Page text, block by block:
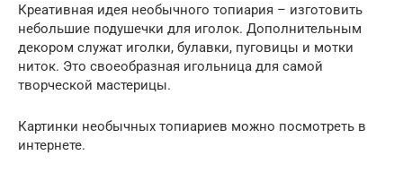
Креативная идея необычного топиария – изготовить
небольшие подушечки для иголок. Дополнительным
декором служат иголки, булавки, пуговицы и мотки
ниток. Это своеобразная игольница для самой
творческой мастерицы.
Картинки необычных топиариев можно посмотреть в
интернете.